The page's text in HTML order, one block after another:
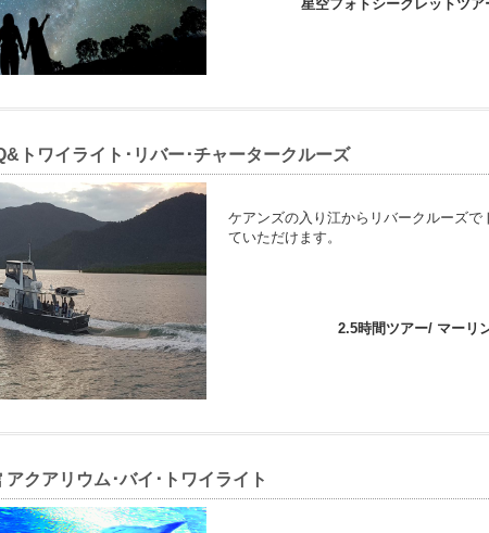
星空フォトシークレットツア
トワイライト･リバー･チャータークルーズ
ケアンズの入り江からリバークルーズ
ていただけます。
2.5時間ツアー/ マーリ
クアリウム･バイ･トワイライト